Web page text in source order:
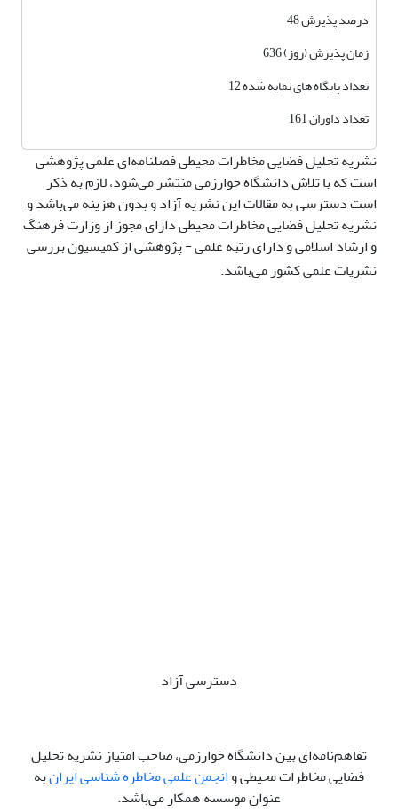
درصد پذیرش 48
زمان پذیرش (روز) 636
تعداد پایگاه های نمایه شده 12
تعداد داوران 161
نشریه تحلیل فضایی مخاطرات محیطی فصلنامه‌ای علمی پژوهشی
است که با تلاش دانشگاه خوارزمی منتشر می‌شود، لازم به ذکر
است دسترسی به مقالات این نشریه آزاد و بدون هزینه می‌باشد و
نشریه تحلیل فضایی مخاطرات محیطی دارای مجوز از وزارت فرهنگ
و ارشاد اسلامی و دارای رتبه علمی - پژوهشی از کمیسیون بررسی
نشریات علمی کشور می‌باشد.
دسترسی آزاد
تفاهم‌نامه‌ای بین دانشگاه خوارزمی، صاحب امتیاز نشریه تحلیل
فضایی مخاطرات محیطی وانجمن علمی مخاطره شناسی ایرانبه
عنوان موسسه همکار می‌باشد.